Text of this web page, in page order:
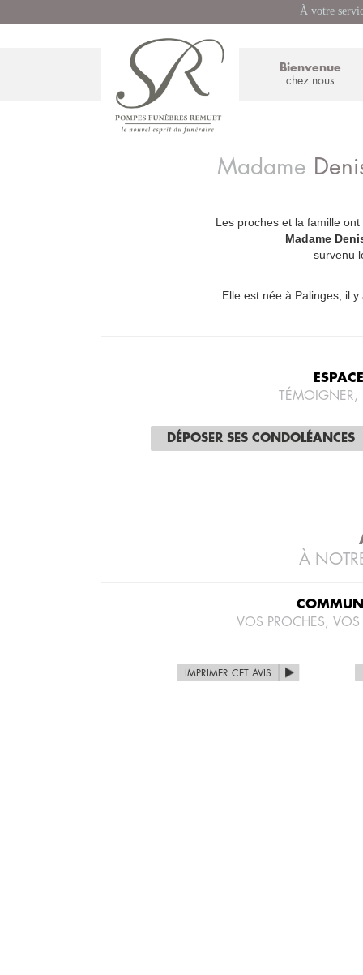
À votre
Bienvenue
chez nous
Madame
Les proches et la famille
Madame
survenu
Elle est née à Palinges, il
DÉPOSER SES CONDOLÉANCES
À
VOS PROCHES,
IMPRIMER CET AVIS